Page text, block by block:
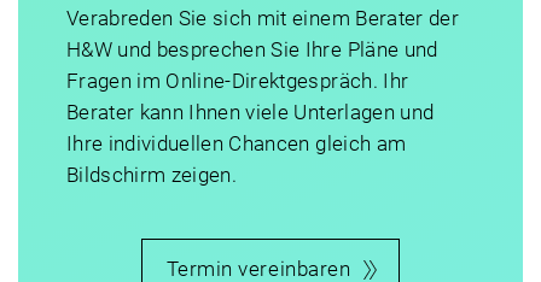
Verabreden Sie sich mit einem Berater der
H&W und besprechen Sie Ihre Pläne und
Fragen im Online-Direktgespräch. Ihr
Berater kann Ihnen viele Unterlagen und
Ihre individuellen Chancen gleich am
Bildschirm zeigen.
Termin vereinbaren